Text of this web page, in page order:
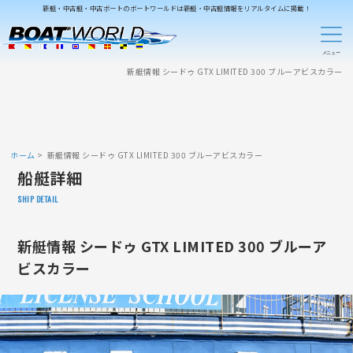
新艇・中古艇・中古ボートのボートワールドは新艇・中古艇情報をリアルタイムに掲載！
新艇情報 シードゥ GTX LIMITED 300 ブルーアビスカラー
ホーム 新艇情報 シードゥ GTX LIMITED 300 ブルーアビスカラー
船艇詳細
SHIP DETAIL
新艇情報 シードゥ GTX LIMITED 300 ブルーア
ビスカラー